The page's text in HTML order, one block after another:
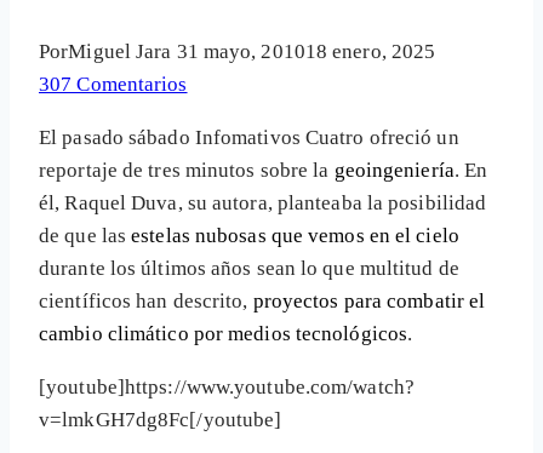
PorMiguel Jara 31 mayo, 201018 enero, 2025
307 Comentarios
El pasado sábado Infomativos Cuatro ofreció un
reportaje de tres minutos sobre la geoingeniería. En
él, Raquel Duva, su autora, planteaba la posibilidad
de que lasestelas nubosas que vemos en el cielo
durante los últimos años sean lo que multitud de
científicos han descrito, proyectos para combatir el
cambio climático por medios tecnológicos.
[youtube]https://www.youtube.com/watch?
v=lmkGH7dg8Fc[/youtube]